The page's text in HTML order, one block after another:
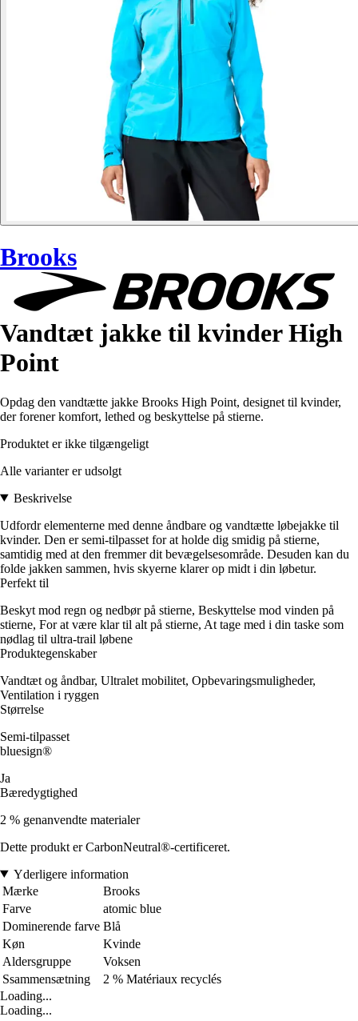
Brooks
Vandtæt jakke til kvinder High
Point
Opdag den vandtætte jakke Brooks High Point, designet til kvinder,
der forener komfort, lethed og beskyttelse på stierne.
Produktet er ikke tilgængeligt
Alle varianter er udsolgt
Beskrivelse
Udfordr elementerne med denne åndbare og vandtætte løbejakke til
kvinder. Den er semi-tilpasset for at holde dig smidig på stierne,
samtidig med at den fremmer dit bevægelsesområde. Desuden kan du
folde jakken sammen, hvis skyerne klarer op midt i din løbetur.
Perfekt til
Beskyt mod regn og nedbør på stierne, Beskyttelse mod vinden på
stierne, For at være klar til alt på stierne, At tage med i din taske som
nødlag til ultra-trail løbene
Produktegenskaber
Vandtæt og åndbar, Ultralet mobilitet, Opbevaringsmuligheder,
Ventilation i ryggen
Størrelse
Semi-tilpasset
bluesign®
Ja
Bæredygtighed
2 % genanvendte materialer
Dette produkt er CarbonNeutral®-certificeret.
Yderligere information
Mærke
Brooks
Farve
atomic blue
Dominerende farve Blå
Køn
Kvinde
Aldersgruppe
Voksen
Ssammensætning
2 % Matériaux recyclés
Loading...
Loading...